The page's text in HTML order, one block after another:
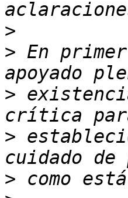
>
> En
>
>
>